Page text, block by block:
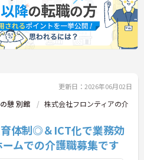
更新日：2026年06月02日
憩 別館
株式会社フロンティアの介
育体制◎＆ICT化で業務効
ムでの介護職募集です